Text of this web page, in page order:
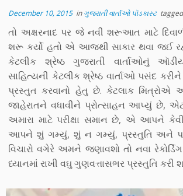
December 10, 2015inગુજરાતી વાર્તાઓ પૉડકાસ્ટ
તો અક્ષરનાદ પર જે નવી શરૂઆત માટે
શરૂ કર્યો હતો એ આજથી સાકાર થવા જઈ
કેટલીક શ્રેષ્ઠ ગુજરાતી વાર્તાઓનું
સાહિત્યની કેટલીક શ્રેષ્ઠ વાર્તાઓ પસંદ
પ્રસ્તુત કરવાનો હેતુ છે. કેટલાક
જાહેરાતને વધાવીને પ્રોત્સાહન આપ્યું છે,
અમારા માટે પરીક્ષા સમાન છે, એ આપને કેવી
આપને શું ગમ્યું, શું ન ગમ્યું, પ્રસ્તુતિ અને
વિચારો વગેરે અમને જણાવશો તો નવા
ધ્યાનમાં રાખી વઘુ ગુણવત્તાસભર પ્રસ્તુતિ કરી